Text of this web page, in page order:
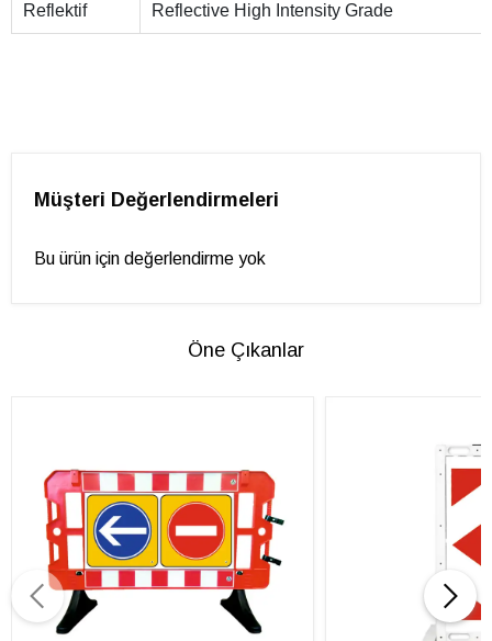
Reflektif Reflective High Intensity Grade
Müşteri Değerlendirmeleri
Bu ürün için değerlendirme yok
Öne Çıkanlar